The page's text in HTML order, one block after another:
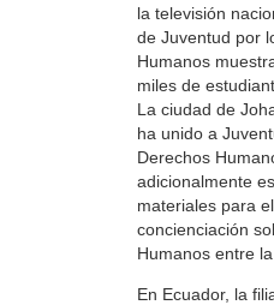
la televisión
de Juventud por
Humanos
miles de
La ciudad de
ha unido a
Derechos
adicionalmente
materiales para
concienciación
Humanos entre la
En Ecuador, la